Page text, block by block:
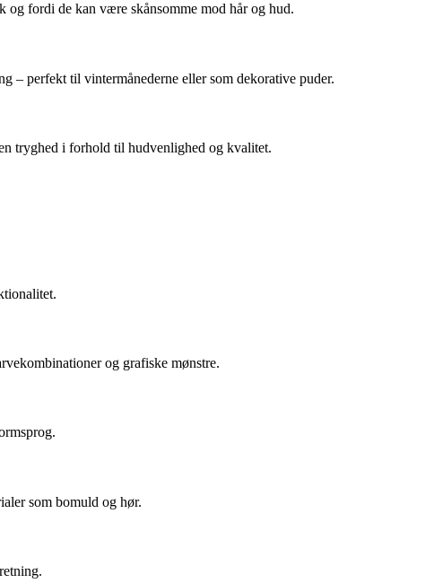
og fordi de kan være skånsomme mod hår og hud.
– perfekt til vintermånederne eller som dekorative puder.
tryghed i forhold til hudvenlighed og kvalitet.
og grafiske mønstre.
som bomuld og hør.